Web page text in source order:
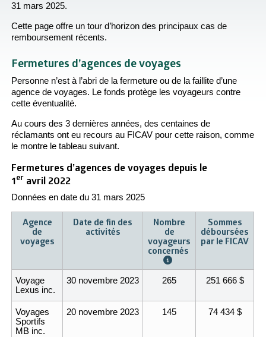
31 mars 2025.
Cette page offre un tour d’horizon des principaux cas de
remboursement récents.
Fermetures d’agences de voyages
Personne n’est à l’abri de la fermeture ou de la faillite d’une
agence de voyages. Le fonds protège les voyageurs contre
cette éventualité.
Au cours des 3 dernières années, des centaines de
réclamants ont eu recours au FICAV pour cette raison, comme
le montre le tableau suivant.
Fermetures d’agences de voyages depuis le
1er avril 2022
Données en date du 31 mars 2025
Agence
de
voyages
Date de fin des
activités
Nombre
de
voyageurs
concernés
Sommes
déboursées
par le FICAV
Voyage
Lexus inc.
30 novembre 2023 265 251 666$
Voyages
Sportifs
MB inc.
20 novembre 2023 145 74 434$